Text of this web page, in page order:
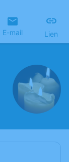
E-mail Lien